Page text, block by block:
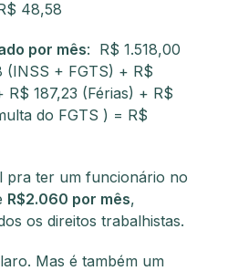
48,58
por mês: R$ 1.518,00
(INSS + FGTS) + R$
R$ 187,23 (Férias) + R$
do FGTS ) = R$
pra ter um funcionário no
R$2.060 por mês,
os direitos trabalhistas.
Mas é também um